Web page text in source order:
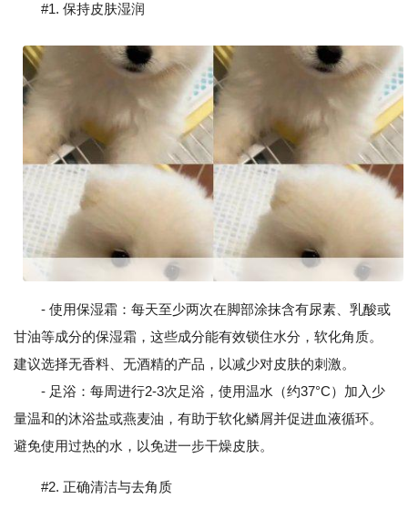
#1. 保持皮肤湿润
- 使用保湿霜：每天至少两次在脚部涂抹含有尿素、乳酸或
甘油等成分的保湿霜，这些成分能有效锁住水分，软化角质。
建议选择无香料、无酒精的产品，以减少对皮肤的刺激。
- 足浴：每周进行2-3次足浴，使用温水（约37°C）加入少
量温和的沐浴盐或燕麦油，有助于软化鳞屑并促进血液循环。
避免使用过热的水，以免进一步干燥皮肤。
#2. 正确清洁与去角质